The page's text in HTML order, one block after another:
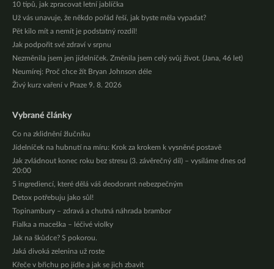
10 tipů, jak zpracovat letní jablíčka
Už vás unavuje, že někdo pořád řeší, jak byste měla vypadat?
Pět kilo mít a nemít je podstatný rozdíl!
Jak podpořit své zdraví v srpnu
Nezměnila jsem jen jídelníček. Změnila jsem celý svůj život. (Jana, 46 let)
Neumírej: Proč chce žít Bryan Johnson déle
Živý kurz vaření v Praze 9. 8. 2026
Vybrané články
Co na zklidnění žlučníku
Jídelníček na hubnutí na míru: Krok za krokem k vysněné postavě
Jak zvládnout konec roku bez stresu (3. závěrečný díl) – vysíláme dnes od
20:00
5 ingrediencí, které dělá váš deodorant nebezpečným
Detox potřebuju jako sůl!
Topinambury – zdravá a chutná náhrada brambor
Fialka a maceška – léčivé violky
Jak na škůdce? S pokorou.
Jaká divoká zelenina už roste
Křeče v břichu po jídle a jak se jich zbavit